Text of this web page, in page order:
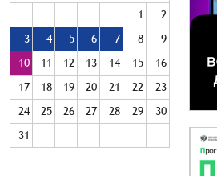
1
2
3
4 5 6 7 8
9
10
11 12 13 14 15
16
17
18 19 20 21 22
23
24
25 26 27 28 29
30
31